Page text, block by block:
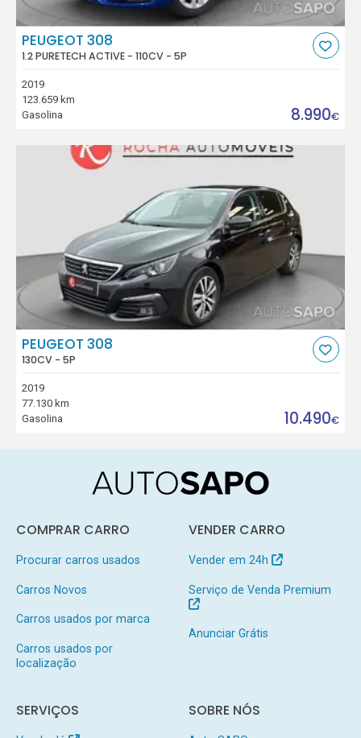
PEUGEOT 308
1.2 PURETECH ACTIVE - 110CV - 5P
2019
123.659 km
Gasolina
8.990€
PEUGEOT 308
130CV - 5P
2019
77.130 km
Gasolina
10.490€
COMPRAR CARRO
Procurar carros usados
Carros Novos
Carros usados por marca
Carros usados por
localização
VENDER CARRO
Vender em 24h
Serviço de Venda Premium
Anunciar Grátis
SERVIÇOS SOBRE NÓS